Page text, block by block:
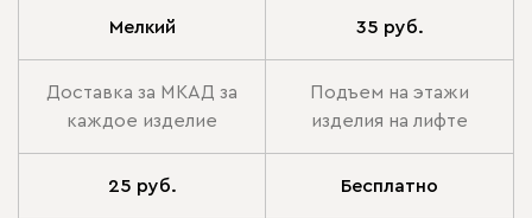
Мелкий 35 руб.
Доставка за МКАД за
каждое изделие
Подъем на этажи
изделия на лифте
25 руб. Бесплатно